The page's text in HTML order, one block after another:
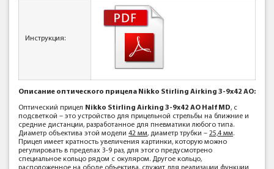
Инструкция:
Описание оптического прицела Nikko Stirling Airking 3-9x42 AO:
Оптический прицел Nikko Stirling Airking 3-9х42 АО Half MD, с
подсветкой – это устройство для прицельной стрельбы на ближние и
средние дистанции, разработанное для пневматики любого типа.
Диаметр объектива этой модели 42 мм, диаметр трубки – 25,4 мм.
Прицел имеет кратность увеличения картинки, которую можно
регулировать в пределах 3-9 раз, для этого предусмотрено
специальное кольцо рядом с окуляром. Другое кольцо,